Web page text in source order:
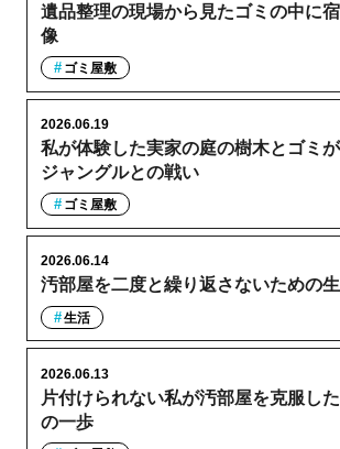
遺品整理の現場から見たゴミの中に
像
ゴミ屋敷
私が体験した実家の庭の樹木とゴミ
ジャングルとの戦い
2026.06.19
ゴミ屋敷
汚部屋を二度と繰り返さないための
2026.06.14
生活
片付けられない私が汚部屋を克服し
の一歩
2026.06.13